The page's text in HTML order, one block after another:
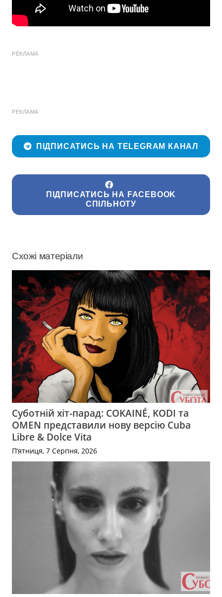
РЕКЛАМА
РЕКЛАМА
ПІДПИСАТИСЬ НА TELEGRAM КАНАЛ
ПІДПИСАТИСЬ НА FACEBOOK
СПІЛЬНОТУ
Схожі матеріали
Суботній хіт-парад: COKAINÉ, KODI та
OMEN представили нову версію Cuba
Libre & Dolce Vita
П’ятниця, 7 Серпня, 2026